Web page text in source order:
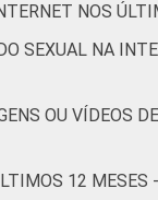
74 3
NOS
SEXUAL NA
OU VÍDEOS
12 MESES